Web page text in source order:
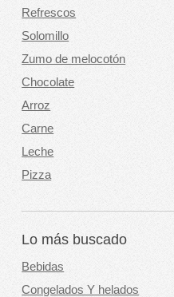
Refrescos
Solomillo
Zumo de melocotón
Chocolate
Arroz
Carne
Leche
Pizza
Lo más buscado
Bebidas
Congelados Y helados